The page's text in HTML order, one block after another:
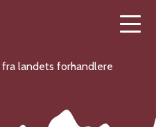
landets forhandlere